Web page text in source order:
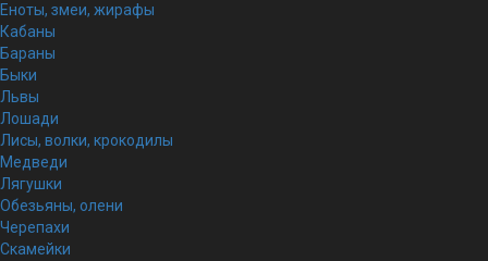
Еноты, змеи, жирафы
Кабаны
Бараны
Быки
Львы
Лошади
Лисы, волки, крокодилы
Медведи
Лягушки
Обезьяны, олени
Черепахи
Скамейки